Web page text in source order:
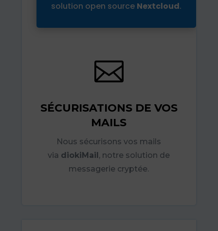
solution open source Nextcloud.

SÉCURISATIONS DE VOS
MAILS
Nous sécurisons vos mails
via diokiMail , notre solution de
messagerie cryptée.